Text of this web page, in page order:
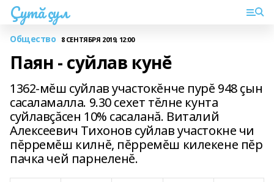
Çутă çул
Общество 8 СЕНТЯБРЯ 2019, 12:00
Паян - суйлав кунĕ
1362-мĕш суйлав участокĕнче пурĕ 948 çын
сасаламалла. 9.30 сехет тĕлне кунта
суйлавçăсен 10% сасаланă. Виталий
Алексеевич Тихонов суйлав участокне чи
пĕрремĕш килнĕ, пĕрремĕш килекене пĕр
пачка чей парнеленĕ.